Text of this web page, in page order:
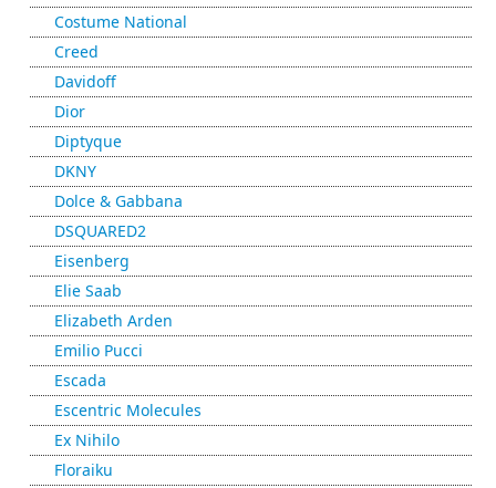
Costume National
Creed
Davidoff
Dior
Diptyque
DKNY
Dolce & Gabbana
DSQUARED2
Eisenberg
Elie Saab
Elizabeth Arden
Emilio Pucci
Escada
Escentric Molecules
Ex Nihilo
Floraiku